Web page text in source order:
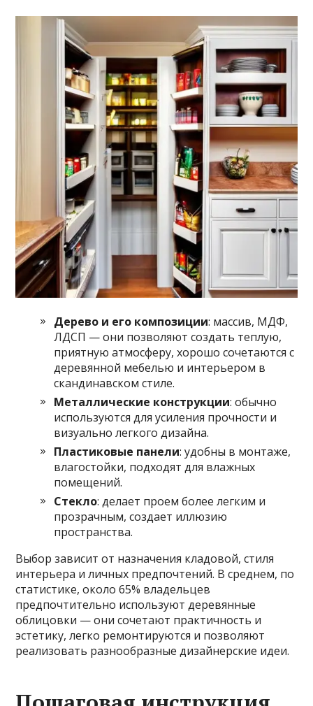
Дерево и его композиции: массив, МДФ,
ЛДСП — они позволяют создать теплую,
приятную атмосферу, хорошо сочетаются с
деревянной мебелью и интерьером в
скандинавском стиле.
Металлические конструкции: обычно
используются для усиления прочности и
визуально легкого дизайна.
Пластиковые панели: удобны в монтаже,
влагостойки, подходят для влажных
помещений.
Стекло: делает проем более легким и
прозрачным, создает иллюзию
пространства.
Выбор зависит от назначения кладовой, стиля
интерьера и личных предпочтений. В среднем, по
статистике, около 65% владельцев
предпочтительно используют деревянные
облицовки — они сочетают практичность и
эстетику, легко ремонтируются и позволяют
реализовать разнообразные дизайнерские идеи.